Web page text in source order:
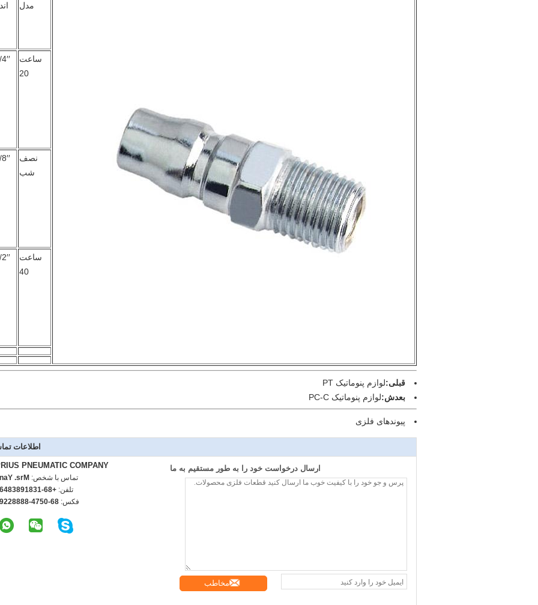
مدل
ساعت
20
نصف
شب
ساعت
40
قبلی:لوازم پنوماتیک PT
بعدش:لوازم پنوماتیک PC-C
پیوندهای فلزی
اطلاعات
PNEUMATIC COMPANY
تماس با شخص: Yang
تلفن: 13819838465
فکس: 0574-88882297
ارسال درخواست خود را به طور مستقیم به ما
مخاطب